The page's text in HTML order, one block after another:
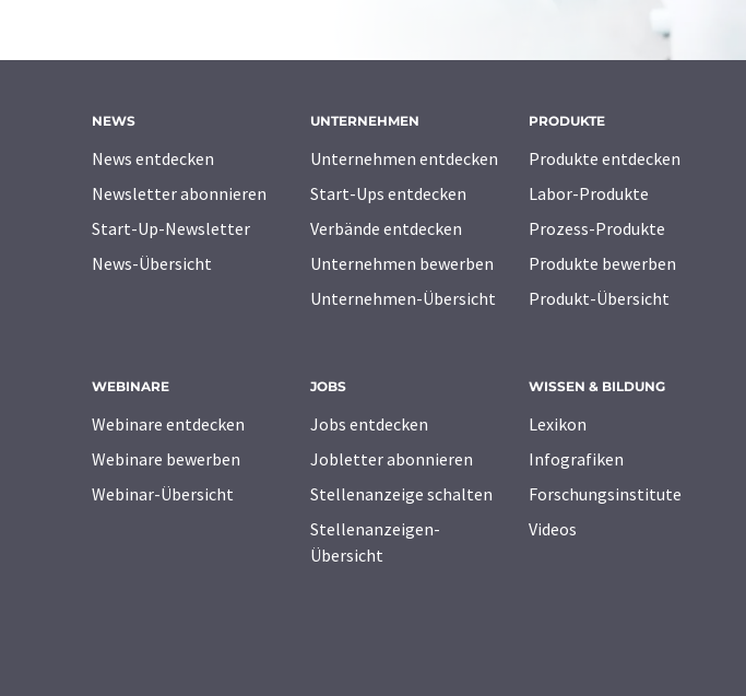
NEWS
News entdecken
Newsletter abonnieren
Start-Up-Newsletter
News-Übersicht
UNTERNEHMEN
Unternehmen entdecken
Start-Ups entdecken
Verbände entdecken
Unternehmen bewerben
Unternehmen-Übersicht
PRODUKTE
Produkte entdecken
Labor-Produkte
Prozess-Produkte
Produkte bewerben
Produkt-Übersicht
WEBINARE
Webinare entdecken
Webinare bewerben
Webinar-Übersicht
JOBS
Jobs entdecken
Jobletter abonnieren
Stellenanzeige schalten
Stellenanzeigen-
Übersicht
WISSEN & BILDUNG
Lexikon
Infografiken
Forschungsinstitute
Videos